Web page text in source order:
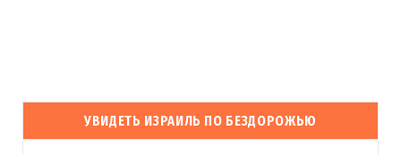
УВИДЕТЬ ИЗРАИЛЬ ПО БЕЗДОРОЖЬЮ